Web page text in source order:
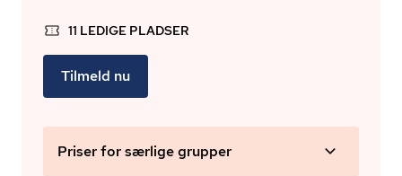
11 LEDIGE PLADSER
Tilmeld nu
Priser for særlige grupper